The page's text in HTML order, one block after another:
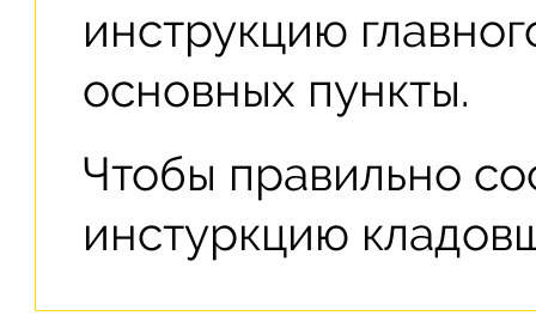
инструкцию
основных пункты.
Чтобы правильно
инстуркцию